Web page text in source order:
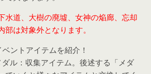
水道、大樹の廃墟、女神の焔廊、忘却
は対象外となります。
ントアイテムを紹介！
ル：収集アイテム。後述する「メダ